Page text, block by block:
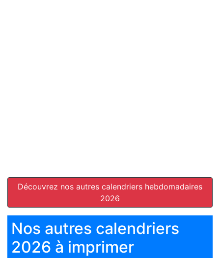
Découvrez nos autres calendriers hebdomadaires
2026
Nos autres calendriers
2026 à imprimer